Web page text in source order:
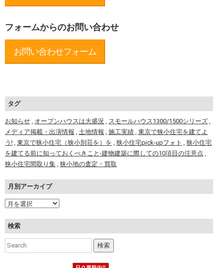
フォームからのお問い合わせ
お問い合わせフォーム
タグ
お知らせ , オープンハウスは大盛況 , スモールハウス1300/1500シリーズ ,
メディア掲載・出演情報 , 土地情報 , 施工実績 , 東京で狭小住宅を建てよ
う! , 東京で狭小住宅（狭小別荘を）を , 狭小住宅pick-upフォト , 狭小住宅
を建てる前に知っておくべきこと-建物建築に際しての10項目の注意点 ,
狭小住宅間取り集 , 狭小地の査定・買取
月別アーカイブ
検索